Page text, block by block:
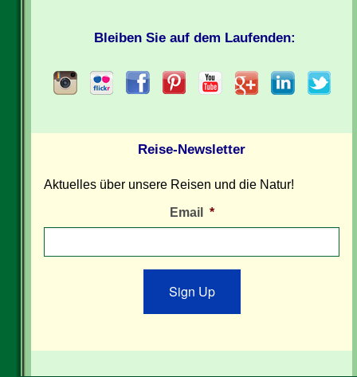
Bleiben Sie auf dem Laufenden:
Reise-Newsletter
Aktuelles über unsere Reisen und die Natur!
Email *
Sign Up